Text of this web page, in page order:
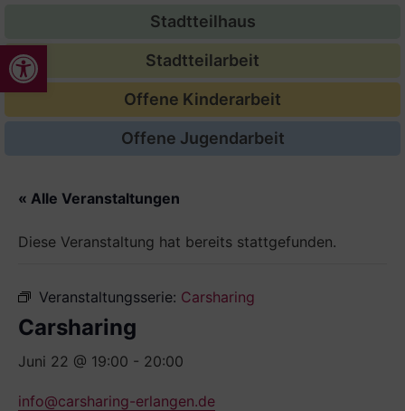
Werkzeugleiste öffnen
Stadtteilhaus
Stadtteilarbeit
Offene Kinderarbeit
Offene Jugendarbeit
« Alle Veranstaltungen
Diese Veranstaltung hat bereits stattgefunden.
Veranstaltungsserie: Carsharing
Carsharing
Juni 22 @ 19:00 - 20:00
info@carsharing-erlangen.de